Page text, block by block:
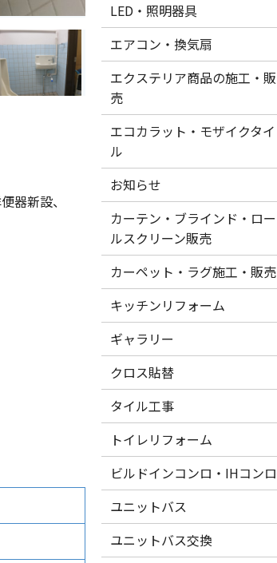
器新設、
LED・照明器具
エアコン・換気扇
エクステリア商品の施工・販
売
エコカラット・モザイクタイ
ル
お知らせ
カーテン・ブラインド・ロー
ルスクリーン販売
カーペット・ラグ施工・販売
キッチンリフォーム
ギャラリー
クロス貼替
タイル工事
トイレリフォーム
ビルドインコンロ・IHコンロ
ユニットバス
ユニットバス交換